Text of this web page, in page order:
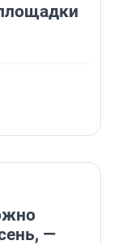
—